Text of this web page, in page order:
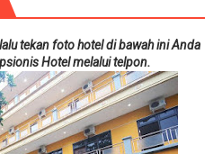
tekan foto hotel di bawah ini Anda
Hotel melalui telpon.